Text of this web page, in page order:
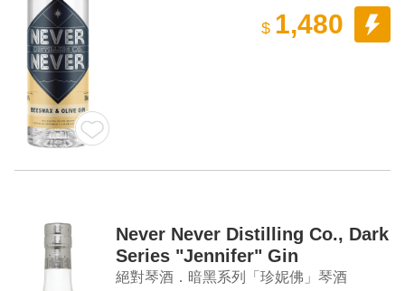
$ 1,480
Never Never Distilling Co., Dark
Series "Jennifer" Gin
絕對琴酒．暗黑系列「珍妮佛」琴酒